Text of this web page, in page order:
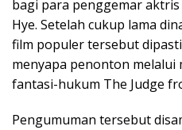
bagi para penggemar aktris
Hye. Setelah cukup lama
film populer tersebut
menyapa penonton melalui
fantasi-hukum The Judge
Pengumuman tersebut